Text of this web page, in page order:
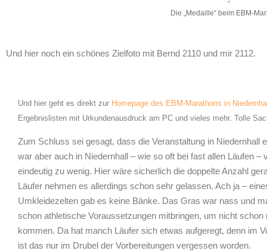
Die „Medaille“ beim EBM-
Und hier noch ein schönes Zielfoto mit Bernd 2110 und mir 2112.
Und hier geht es direkt zur Homepage des EBM-Marathons in
Ergebnislisten mit Urkundenausdruck am PC und vieles mehr. Tolle
Zum Schluss sei gesagt, dass die Veranstaltung in Niedernhall
war aber auch in Niedernhall – wie so oft bei fast allen Läufen –
eindeutig zu wenig. Hier wäre sicherlich die doppelte Anzahl
Läufer nehmen es allerdings schon sehr gelassen. Ach ja –
Umkleidezelten gab es keine Bänke. Das Gras war nass und
schon athletische Voraussetzungen mitbringen, um nicht
kommen. Da hat manch Läufer sich etwas aufgeregt, denn im
ist das nur im Drubel der Vorbereitungen vergessen worden.